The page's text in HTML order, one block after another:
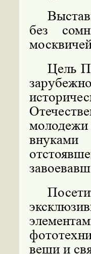
без
Цель
молодежи
вещи и